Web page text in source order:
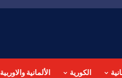
الكورية الألمانية والاوربية